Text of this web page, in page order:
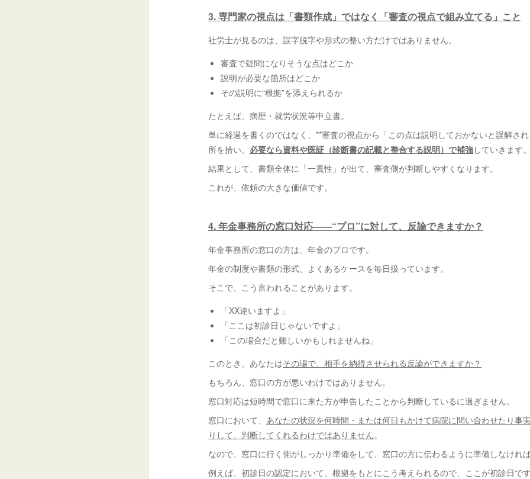
3. 専門家の視点は「書類作成」ではなく「審査の視点で組み立てる」こと
社労士が見るのは、誤字脱字や形式の整い方だけではありません。
審査で疑問になりそうな点はどこか
説明が必要な箇所はどこか
その説明に“根拠”を添えられるか
たとえば、病歴・就労状況等申立書。
単に経過を書くのではなく、**審査の視点から「この点は説明しておかないと誤解さ
所を拾い、 必要なら資料や医証（診断書の記載と整合する説明）で補強していきます
結果として、書類全体に「一貫性」が出て、審査側が判断しやすくなります。
これが、依頼の大きな価値です。
4. 年金事務所の窓口対応——“プロ”に対して、反論できますか？
年金事務所の窓口の方は、年金のプロです。
年金の制度や書類の形式、よくあるケースを毎日扱っています。
そこで、こう言われることがあります。
「XX違いますよ」
「ここは初診日じゃないですよ」
「この場合だと難しいかもしれませんね」
このとき、あなたはその場で、相手を納得させられる反論ができますか？
もちろん、窓口の方が悪いわけではありません。
窓口対応は短時間で窓口に来た方が申告したことから判断しているに過ぎません。
窓口において、 あなたの状況を何時間・または何日もかけて病院に問い合わせたり事
りして、判断してくれるわけではありません。
なので、窓口に行く側がしっかり準備をして、窓口の方に伝わるように準備しなけれ
例えば、初診日の認定において、根拠をもとにこう考えられるので、ここが初診日で